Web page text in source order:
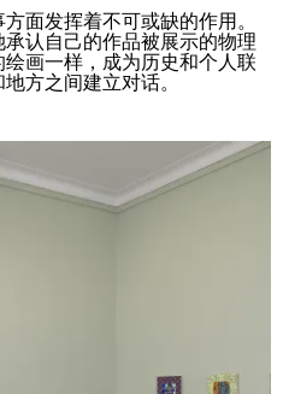
面发挥着不可或缺的作用。
认自己的作品被展示的物理
画一样，成为历史和个人联
方之间建立对话。